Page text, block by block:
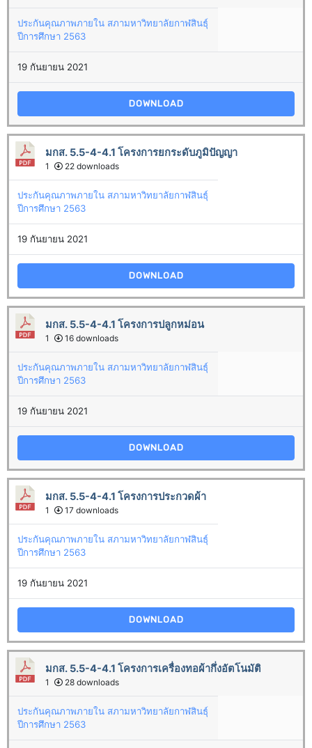
ประกันคุณภาพภายใน สภามหาวิทยาลัยกาฬสินธุ์
ปีการศึกษา 2563
19 กันยายน 2021
DOWNLOAD
มกส. 5.5-4-4.1 โครงการยกระดับภูมิปัญญา
1 22 downloads
ประกันคุณภาพภายใน สภามหาวิทยาลัยกาฬสินธุ์
ปีการศึกษา 2563
19 กันยายน 2021
DOWNLOAD
มกส. 5.5-4-4.1 โครงการปลูกหม่อน
1 16 downloads
ประกันคุณภาพภายใน สภามหาวิทยาลัยกาฬสินธุ์
ปีการศึกษา 2563
19 กันยายน 2021
DOWNLOAD
มกส. 5.5-4-4.1 โครงการประกวดผ้า
1 17 downloads
ประกันคุณภาพภายใน สภามหาวิทยาลัยกาฬสินธุ์
ปีการศึกษา 2563
19 กันยายน 2021
DOWNLOAD
มกส. 5.5-4-4.1 โครงการเครื่องทอผ้ากึ่งอัตโนมัติ
1 28 downloads
ประกันคุณภาพภายใน สภามหาวิทยาลัยกาฬสินธุ์
ปีการศึกษา 2563